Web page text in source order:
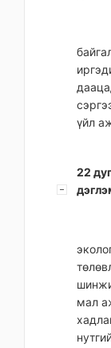
үйл
22
мал